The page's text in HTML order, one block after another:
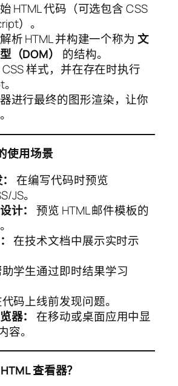
HTML 代码（可选包含 CSS
）。
析 HTML 并构建一个称为 文
（DOM）
的结构。
样式，并在存在时执行
进行最终的图形渲染，让你
使用场景
在编写代码时预览
JS。
计：
预览 HTML 邮件模板的
在技术文档中展示实时示
助学生通过即时结果学习
码上线前发现问题。
器：
在移动或桌面应用中显
容。
查看器？